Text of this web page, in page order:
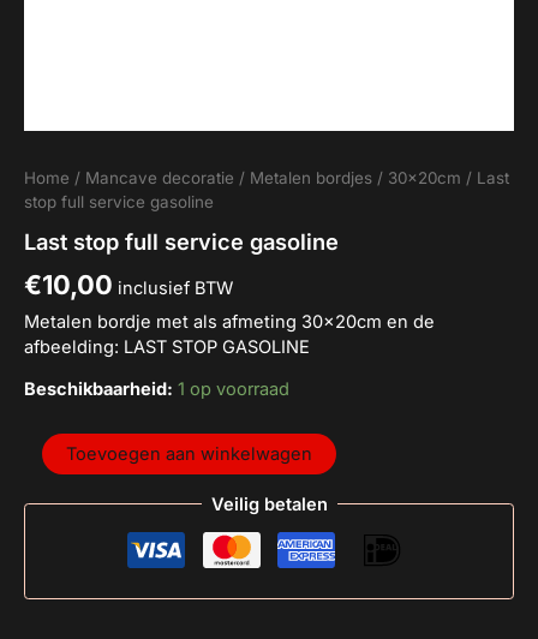
Home / Mancave decoratie / Metalen bordjes / 30x20cm / Last
stop full service gasoline
Last stop full service gasoline
€10,00 inclusief BTW
Metalen bordje met als afmeting 30x20cm en de
afbeelding: LAST STOP GASOLINE
Beschikbaarheid: 1 op voorraad
Toevoegen aan winkelwagen
Veilig betalen